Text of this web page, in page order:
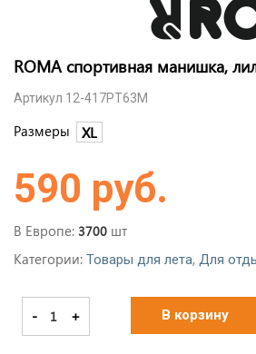
ROMA спортивная манишка,
Артикул 12-417PT63M
Размеры XL
590 руб.
В Европе: 3700 шт
Категории: Товары для лета, Для
- + В корзину